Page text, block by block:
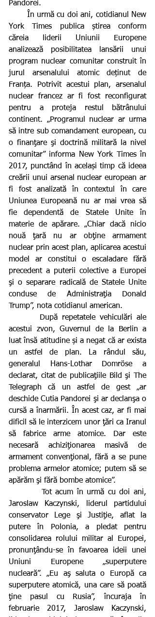
Pandorei.
York Times publica știrea conform
căreia liderii Uniunii Europene
analizează posibilitatea lansării unui
program nuclear comunitar construit în
jurul arsenalului atomic deținut de
Franța. Potrivit acestui plan, arsenalul
nuclear francez ar fi fost reconfigurat
pentru a proteja restul bătrânului
continent. „Programul nuclear ar urma
să intre sub comandament european, cu
o finanţare şi doctrină militară la nivel
comunitar” informa New York Times în
2017, punctând în același timp că ideea
creării unui arsenal nuclear european ar
fi fost analizată în contextul în care
Uniunea Europeană nu ar mai vrea să
fie dependentă de Statele Unite în
materie de apărare. „Chiar dacă nicio
nouă ţară nu ar obţine armament
nuclear prin acest plan, aplicarea acestui
model ar constitui o escaladare fără
precedent a puterii colective a Europei
şi o separare radicală de Statele Unite
conduse de Administraţia Donald
Trump”, nota cotidianul american.
acestui zvon, Guvernul de la Berlin a
luat însă atitudine și a negat că ar exista
un astfel de plan. La rândul său,
generalul Hans-Lothar Domröse a
declarat, citat de publicaţiile Bild şi The
Telegraph că un astfel de gest „ar
deschide Cutia Pandorei şi ar declanşa o
cursă a înarmării. În acest caz, ar fi mai
dificil să le interzicem unor ţări ca Iranul
să fabrice arme atomice. Dar este
necesară achiziţionarea masivă de
armament convenţional, fără a se pune
problema armelor atomice; putem să se
apărăm şi fără bombe atomice”.
Jaroslaw Kaczynski, liderul partidului
conservator Lege şi Justiţie, aflat la
putere în Polonia, a pledat pentru
consolidarea rolului militar al Europei,
pronunţându-se în favoarea ideii unei
Uniuni Europene „superputere
nucleară”. „Eu aş saluta o Europă ca
superputere atomică, una care să poată
ţine pasul cu Rusia”, încuraja în
februarie 2017, Jaroslaw Kaczynski,